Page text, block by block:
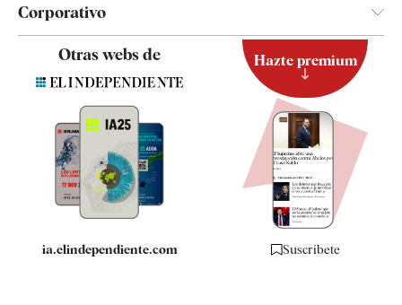
Corporativo
Contacto
Quiénes somos
Especificaciones
Otras webs de
ia.elindependiente.com
Hazte premium
Suscríbete